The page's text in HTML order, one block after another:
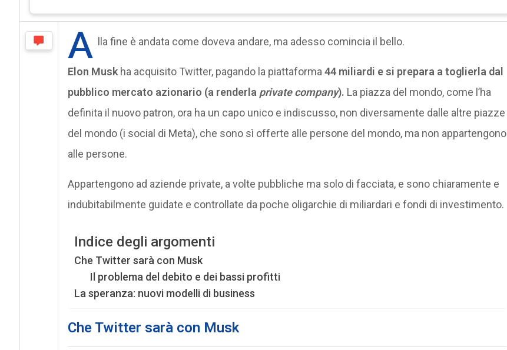
A lla fine è andata come doveva andare, ma adesso comincia il bello.
Elon Muskha acquisito Twitter, pagando la piattaforma 44 miliardi e si prepara a toglierla dal
pubblico mercato azionario (a renderla private company). La piazza del mondo, come l’ha
definita il nuovo patron, ora ha un capo unico e indiscusso, non diversamente dalle altre piazze
del mondo (i social di Meta), che sono sì offerte alle persone del mondo, ma non appartengono
alle persone.
Appartengono ad aziende private, a volte pubbliche ma solo di facciata, e sono chiaramente e
indubitabilmente guidate e controllate da poche oligarchie di miliardari e fondi di investimento.
Indice degli argomenti
Che Twitter sarà con Musk
Il problema del debito e dei bassi profitti
La speranza: nuovi modelli di business
Che Twitter sarà con Musk